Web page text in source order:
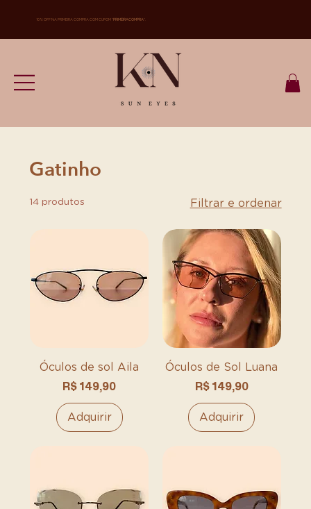
10% OFF NA PRIMEIRA COMPRA COM CUPOM " PRIMEIRACOMPRA".
Gatinho
14 produtos Filtrar e ordenar
Óculos de sol Aila
Preço
R$ 149,90
Adquirir
Óculos de Sol Luana
Preço
R$ 149,90
Adquirir